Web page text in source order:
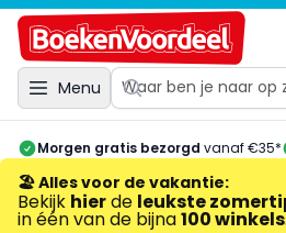
Menu
Morgen gratis bezorgd vanaf €35*
🏖️ Alles voor de vakantie:
Bekijk hierde leukste
in één van de bijna100 winkels.